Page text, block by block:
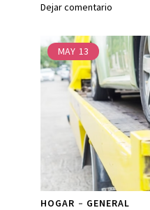
Dejar comentario
MAY 13
HOGAR GENERAL